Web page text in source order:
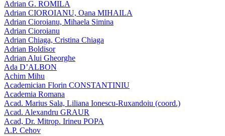
Adrian G. ROMILA
Adrian CIOROIANU, Oana MIHAILA
Adrian Cioroianu, Mihaela Simina
Adrian Cioroianu
Adrian Chiaga, Cristina Chiaga
Adrian Boldisor
Adrian Alui Gheorghe
Ada D’ALBON
Achim Mihu
Academician Florin CONSTANTINIU
Academia Romana
Acad. Marius Sala, Liliana Ionescu-Ruxandoiu (coord.)
Acad. Alexandru GRAUR
Acad, Dr. Mitrop. Irineu POPA
A.P. Cehov